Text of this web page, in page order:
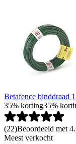
Betafence binddraad
35% korting35%
(22)Beoordeeld met
Meest verkocht